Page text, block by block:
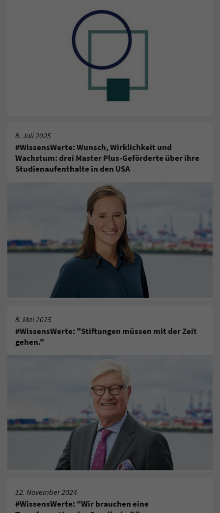
8. Juli 2025
#WissensWerte: Wunsch, Wirklichkeit und
Wachstum: drei Master Plus-Geförderte über ihre
Studienaufenthalte in den USA
8. Mai 2025
#WissensWerte: "Stiftungen müssen mit der Zeit
gehen."
12. November 2024
#WissensWerte: "Wir brauchen eine